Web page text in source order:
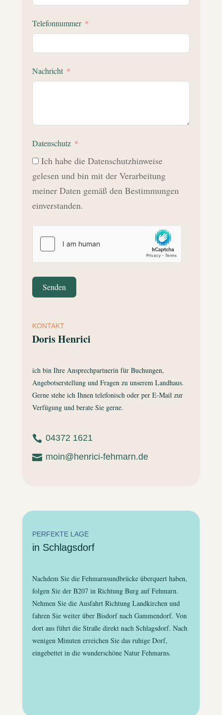
Telefonnummer
Nachricht
Datenschutz
Ich habe die Datenschutzhinweise
gelesen und bin mit der Verarbeitung
meiner Daten gemäß den Bestimmungen
einverstanden.
Senden
KONTAKT
Doris Henrici
ich bin Ihre Ansprechpartnerin für Buchungen,
Angebotserstellung und Fragen zu unserem Landhaus.
Gerne stehe ich Ihnen telefonisch oder per E-Mail zur
Verfügung und berate Sie gerne.
 04372 1621
 moin@henrici-fehmarn.de
PERFEKTE LAGE
in Schlagsdorf
Nachdem Sie die Fehmarnsundbrücke überquert haben,
folgen Sie der B207 in Richtung Burg auf Fehmarn.
Nehmen Sie die Ausfahrt Richtung Landkirchen und
fahren Sie weiter über Bisdorf nach Gammendorf. Von
dort aus führt die Straße direkt nach Schlagsdorf. Nach
wenigen Minuten erreichen Sie das ruhige Dorf,
eingebettet in die wunderschöne Natur Fehmarns.